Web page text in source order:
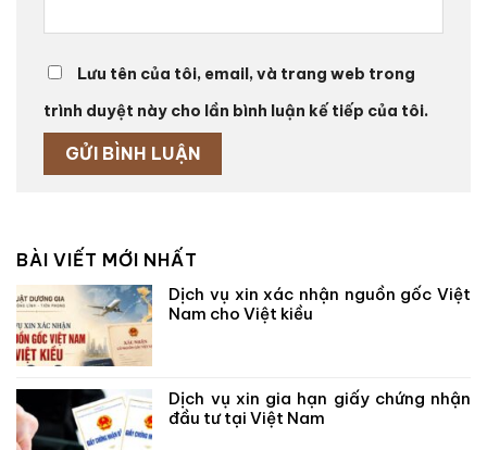
Lưu tên của tôi, email, và trang web trong
trình duyệt này cho lần bình luận kế tiếp của tôi.
BÀI VIẾT MỚI NHẤT
Dịch vụ xin xác nhận nguồn gốc Việt
Nam cho Việt kiều
Dịch vụ xin gia hạn giấy chứng nhận
đầu tư tại Việt Nam